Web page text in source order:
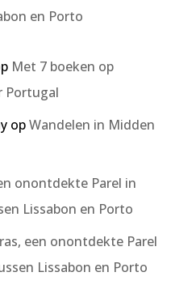
en Porto
Met 7 boeken op
Portugal
opWandelen in Midden
onontdekte Parel in
Lissabon en Porto
een onontdekte Parel
Lissabon en Porto